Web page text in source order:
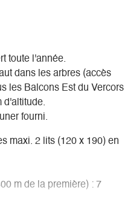
toute l'année.
dans les arbres (accès
les Balcons Est du Vercors
d'altitude.
fourni.
maxi. 2 lits (120 x 190) en
m de la première) : 7